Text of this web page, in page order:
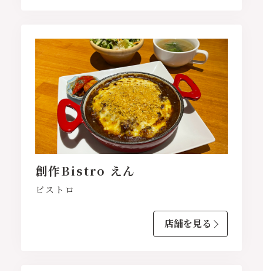
創作Bistro えん
ビストロ
店舗を見る